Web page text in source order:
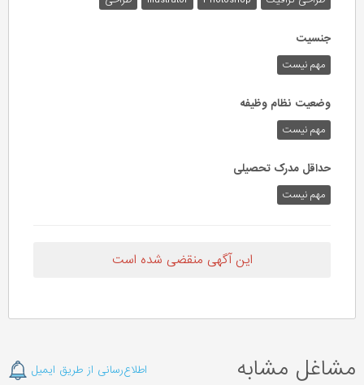
جنسیت
مهم نیست
وضعیت نظام وظیفه
مهم‌ نیست
حداقل مدرک تحصیلی
مهم نیست
این آگهی منقضی شده است
مشاغل مشابه اطلاع‌رسانی از طریق ایمیل